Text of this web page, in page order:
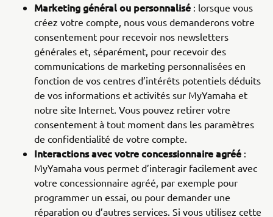
Marketing général ou personnalisé : lorsque vous
créez votre compte, nous vous demanderons votre
consentement pour recevoir nos newsletters
générales et, séparément, pour recevoir des
communications de marketing personnalisées en
fonction de vos centres d’intérêts potentiels déduits
de vos informations et activités sur MyYamaha et
notre site Internet. Vous pouvez retirer votre
consentement à tout moment dans les paramètres
de confidentialité de votre compte.
Interactions avec votre concessionnaire agréé :
MyYamaha vous permet d’interagir facilement avec
votre concessionnaire agréé, par exemple pour
programmer un essai, ou pour demander une
réparation ou d’autres services. Si vous utilisez cette